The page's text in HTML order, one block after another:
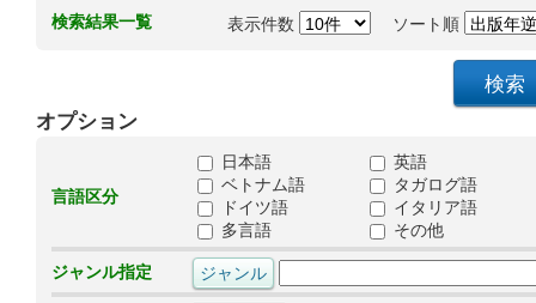
検索結果一覧 表示件数 ソート順
オプション
言語区分
日本語
英語
ベトナム語
タガログ語
ドイツ語
イタリア語
多言語
その他
ジャンル指定